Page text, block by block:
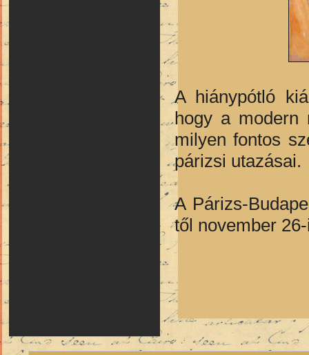
A hiánypótló
hogy a modern
milyen fontos
párizsi utazásai.
A Párizs-
től november